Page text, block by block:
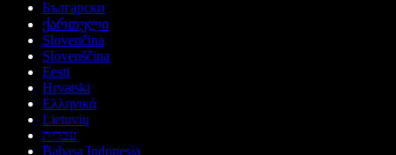
Български
ქართული
Slovenčina
Slovenščina
Eesti
Hrvatski
Ελληνικά
Lietuvių
עברית
Bahasa Indonesia